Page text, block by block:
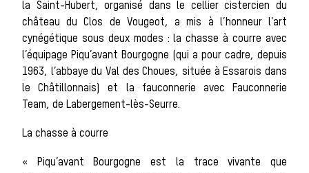
Les chiens de
meute
Les chevaux de
la Saint-Hubert, organisé dans le cellier cistercien du
château du Clos de Vougeot, a mis à l’honneur l’art
cynégétique sous deux modes : la chasse à courre avec
l’équipage Piqu’avant Bourgogne (qui a pour cadre, depuis
1963, l’abbaye du Val des Choues, située à Essarois dans
le Châtillonnais) et la fauconnerie avec Fauconnerie
Team, de Labergement-lès-Seurre.
La chasse à courre
« Piqu’avant Bourgogne est la trace vivante que